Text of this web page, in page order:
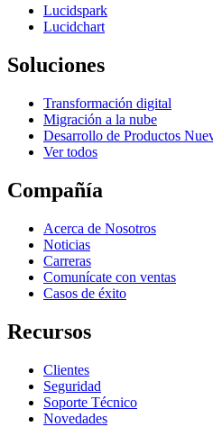
Lucidspark
Lucidchart
Soluciones
Transformación digital
Migración a la nube
Desarrollo de Productos
Ver todos
Compañía
Acerca de Nosotros
Noticias
Carreras
Comunícate con ventas
Casos de éxito
Recursos
Clientes
Seguridad
Soporte Técnico
Novedades